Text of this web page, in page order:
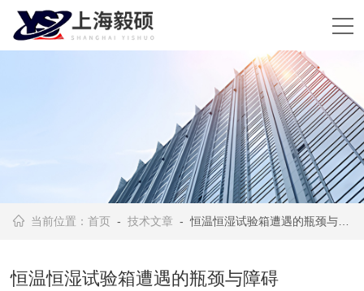
当前位置：首页 -技术文章 - 恒温恒湿试验箱遭遇的瓶颈与障碍
恒温恒湿试验箱遭遇的瓶颈与障碍